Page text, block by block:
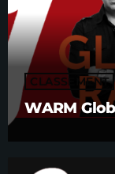
CLASSEMENT
WARM